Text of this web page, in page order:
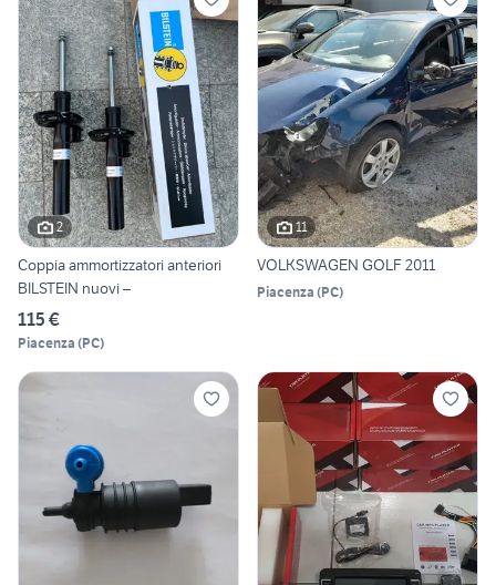
2
Coppia ammortizzatori anteriori
BILSTEIN nuovi –
115 €
Piacenza (PC)
11
VOLKSWAGEN GOLF 2011
Piacenza (PC)